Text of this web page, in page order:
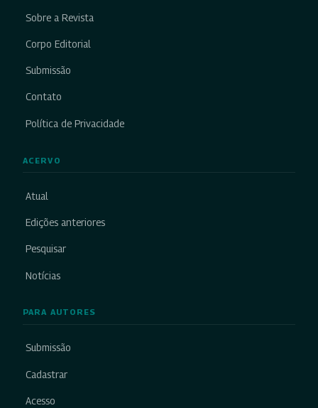
Sobre a Revista
Corpo Editorial
Submissão
Contato
Política de Privacidade
ACERVO
Atual
Edições anteriores
Pesquisar
Notícias
PARA AUTORES
Submissão
Cadastrar
Acesso